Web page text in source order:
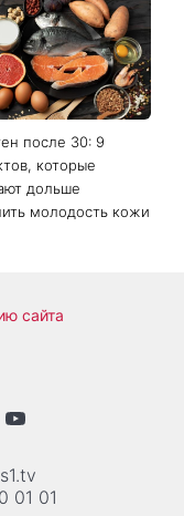
после 30: 9
которые
дольше
молодость кожи
сайта
01 01